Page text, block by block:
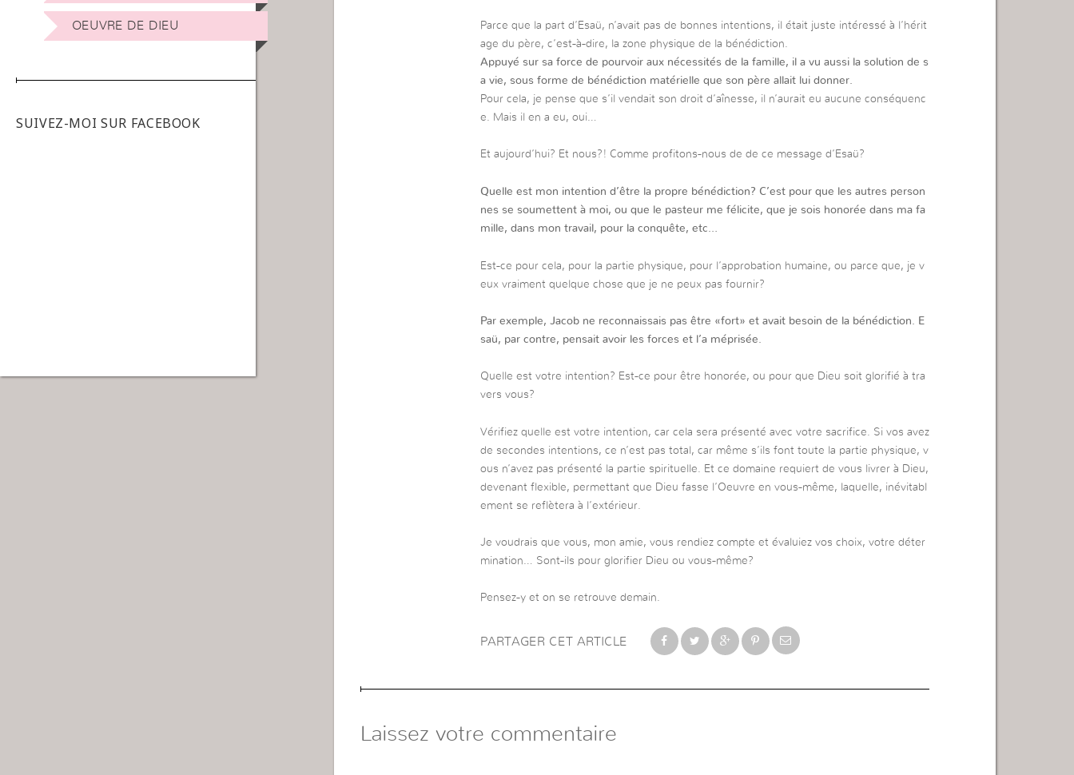
OEUVRE DE DIEU
SUIVEZ-MOI SUR FACEBOOK
Parce que la part d’Esaü, n’avait pas de bonnes intentions, il était juste intéressé à l’hérit
age du père, c’est-à-dire, la zone physique de la bénédiction.
Appuyé sur sa force de pourvoir aux nécessités de la famille, il a vu aussi la solution de s
a vie, sous forme de bénédiction matérielle que son père allait lui donner.
Pour cela, je pense que s’il vendait son droit d’aînesse, il n’aurait eu aucune conséquenc
e. Mais il en a eu, oui…
Et aujourd’hui? Et nous?! Comme profitons-nous de de ce message d’Esaü?
Quelle est mon intention d’être la propre bénédiction? C’est pour que les autres person
nes se soumettent à moi, ou que le pasteur me félicite, que je sois honorée dans ma fa
mille, dans mon travail, pour la conquête, etc…
Est-ce pour cela, pour la partie physique, pour l’approbation humaine, ou parce que, je v
eux vraiment quelque chose que je ne peux pas fournir?
Par exemple, Jacob ne reconnaissais pas être «fort» et avait besoin de la bénédiction. E
saü, par contre, pensait avoir les forces et l’a méprisée.
Quelle est votre intention? Est-ce pour être honorée, ou pour que Dieu soit glorifié à tra
vers vous?
Vérifiez quelle est votre intention, car cela sera présenté avec votre sacrifice. Si vos avez
de secondes intentions, ce n’est pas total, car même s’ils font toute la partie physique, v
ous n’avez pas présenté la partie spirituelle. Et ce domaine requiert de vous livrer à Dieu,
devenant flexible, permettant que Dieu fasse l’Oeuvre en vous-même, laquelle, inévitabl
ement se reflètera à l’extérieur.
Je voudrais que vous, mon amie, vous rendiez compte et évaluiez vos choix, votre déter
mination… Sont-ils pour glorifier Dieu ou vous-même?
Pensez-y et on se retrouve demain.
PARTAGER CET ARTICLE
Laissez votre commentaire